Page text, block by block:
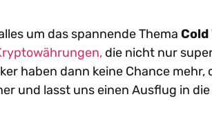
um das spannende Thema Cold
die nicht nur
haben dann keine Chance
und lasst uns einen Ausflug in